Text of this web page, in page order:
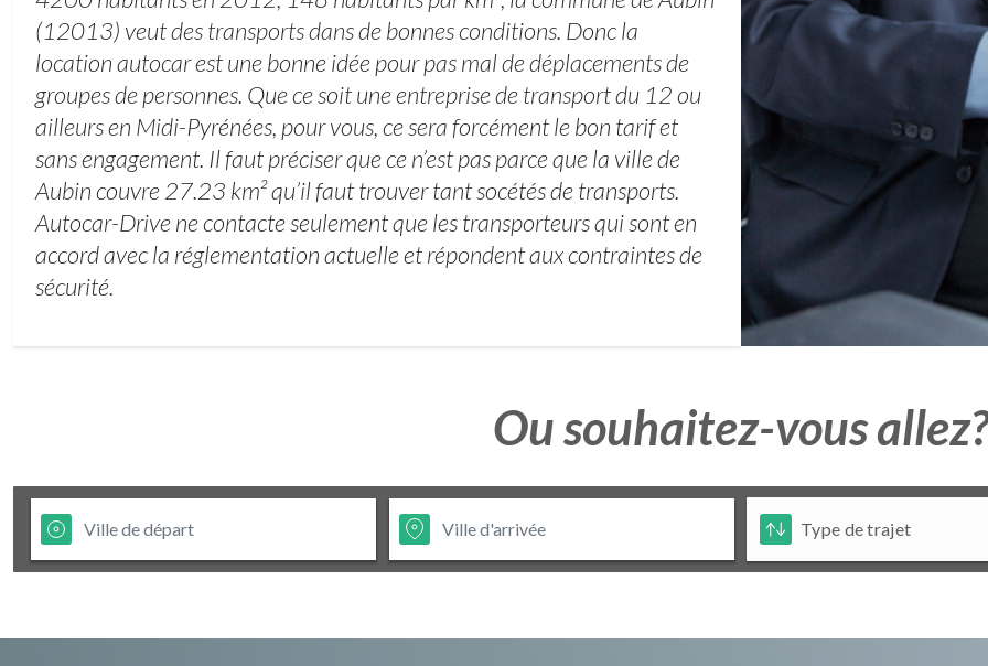
(12013) veut des transports dans de bonnes conditions. Donc la
location autocar est une bonne idée pour pas mal de déplacements de
groupes de personnes. Que ce soit une entreprise de transport du 12 ou
ailleurs en Midi-Pyrénées, pour vous, ce sera forcément le bon tarif et
sans engagement. Il faut préciser que ce n’est pas parce que la ville de
Aubin couvre 27.23 km² qu’il faut trouver tant socétés de transports.
Autocar-Drive ne contacte seulement que les transporteurs qui sont en
accord avec la réglementation actuelle et répondent aux contraintes de
sécurité.
Ou souhaitez-vous allez?